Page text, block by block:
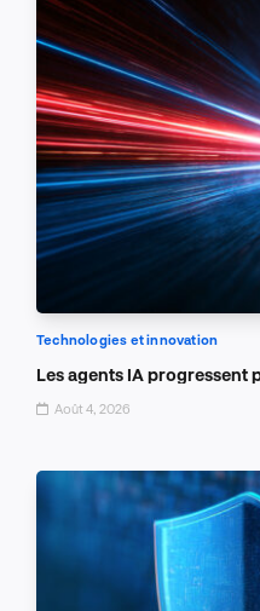
Technologies et innovation
Les agents IA progressent
Août 4, 2026